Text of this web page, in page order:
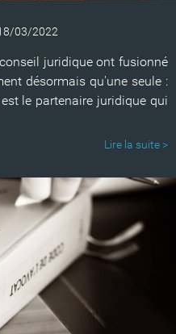
03/2022
juridique ont fusionné
désormais qu'une seule :
le partenaire juridique qui
Lire la suite >